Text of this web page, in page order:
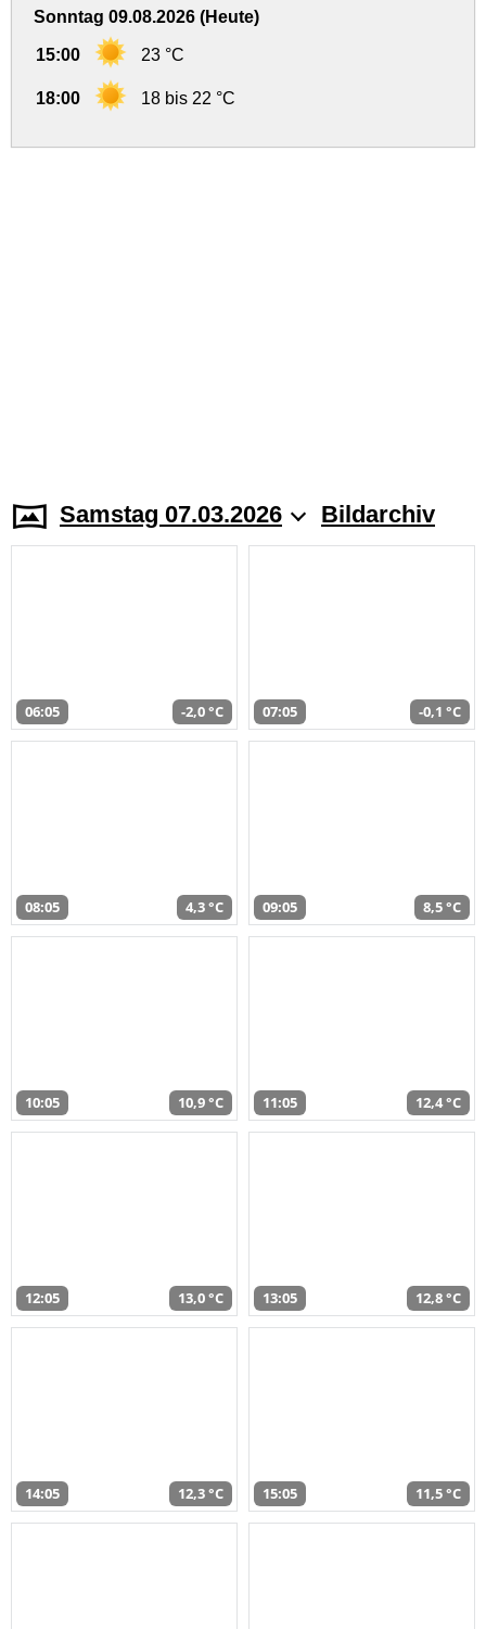
Sonntag 09.08.2026 (Heute)
15:00 23 °C
18:00 18 bis 22 °C
Samstag 07.03.2026 Bildarchiv
06:05 -2,0 °C 07:05 -0,1 °C
08:05 4,3 °C 09:05 8,5 °C
10:05 10,9 °C 11:05 12,4 °C
12:05 13,0 °C 13:05 12,8 °C
14:05 12,3 °C 15:05 11,5 °C